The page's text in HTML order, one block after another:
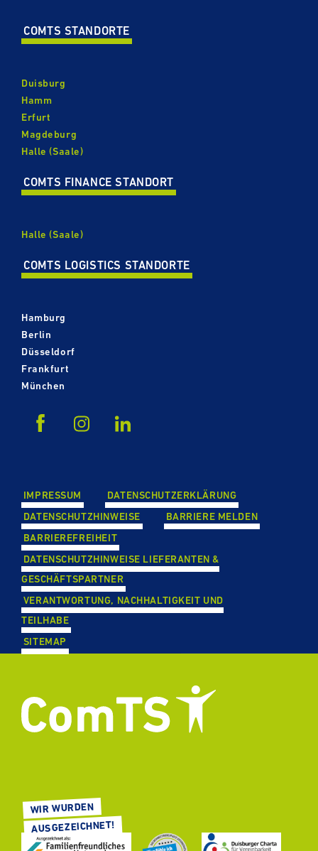
COMTS STANDORTE
Duisburg
Hamm
Erfurt
Magdeburg
Halle (Saale)
COMTS FINANCE STANDORT
Halle (Saale)
COMTS LOGISTICS STANDORTE
Hamburg
Berlin
Düsseldorf
Frankfurt
München
IMPRESSUM
DATEN­SCHUTZ­ER­KLÄ­RUNG
DATEN­SCHUTZ­HIN­WEISE
BARRIERE MELDEN
BAR­RIE­RE­FREI­HEIT
DATEN­SCHUTZ­HIN­WEISE LIE­FE­RAN­TEN &
GESCHÄFTS­PART­NER
VER­ANT­WOR­TUNG, NACH­HAL­TIG­KEIT UND
TEILHABE
SITEMAP
WIR WURDEN
AUS­GE­ZEICH­NET!